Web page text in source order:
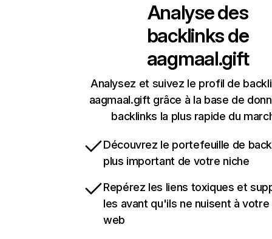
Analyse des
backlinks de
aagmaal.gift
Analysez et suivez le profil de
aagmaal.gift grâce à la base de
backlinks la plus rapide du
Découvrez le portefeuille de
plus important de votre niche
Repérez les liens toxiques et
les avant qu'ils ne nuisent à
web